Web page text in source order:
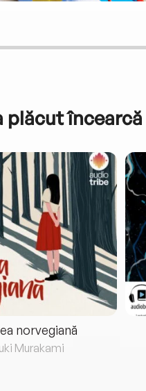
plăcut încearcă
norvegiană
Murakami